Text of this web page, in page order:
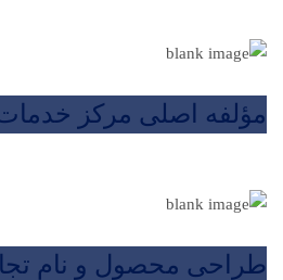
مؤلفه اصلی مرکز
طراحی محصول و نام